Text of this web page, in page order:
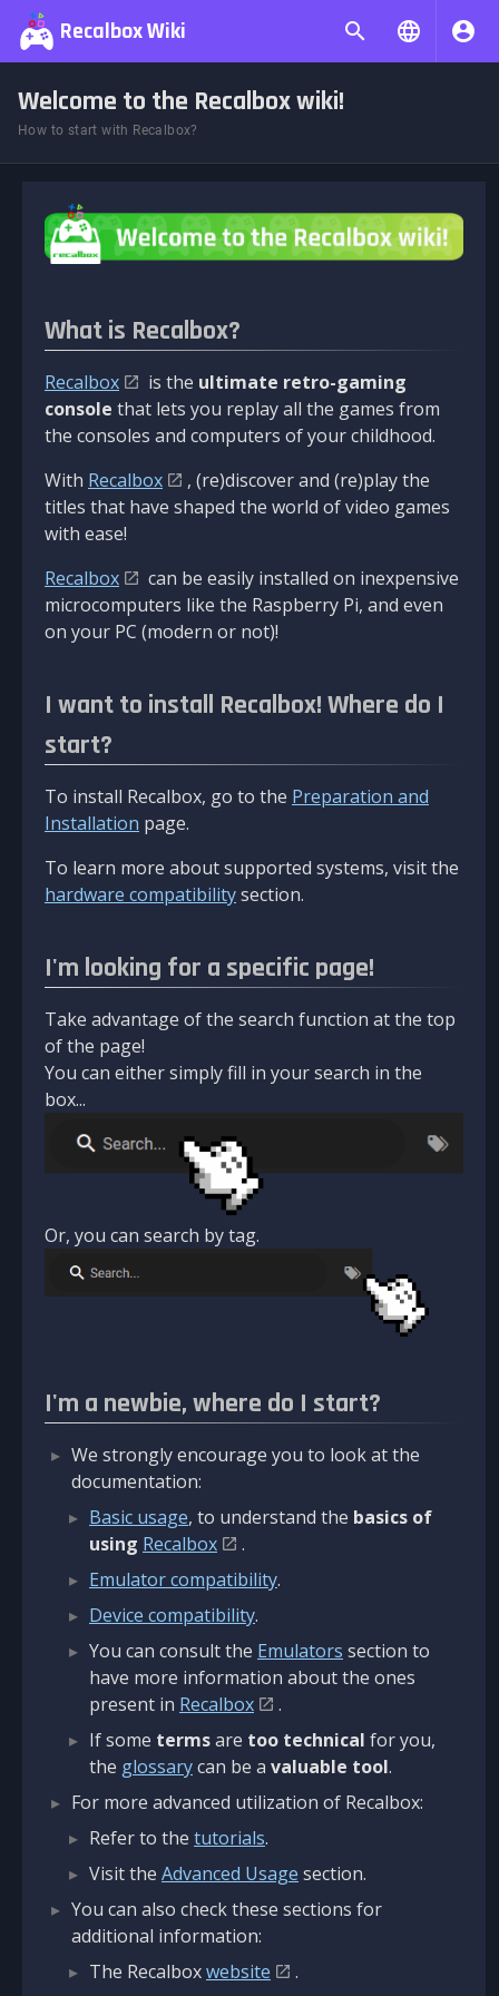
Recalbox Wiki
Welcome to the Recalbox wiki!
How to start with Recalbox?
What is Recalbox?
Recalbox is the ultimate retro-gaming
console that lets you replay all the games from
the consoles and computers of your childhood.
With Recalbox
, (re)discover and (re)play the
titles that have shaped the world of video games
with ease!
Recalbox
can be easily installed on inexpensive
microcomputers like the Raspberry Pi, and even
on your PC (modern or not)!
I want to install Recalbox! Where do I
start?
To install Recalbox, go to the Preparation and
Installation page.
To learn more about supported systems, visit the
hardware compatibilitysection.
I'm looking for a specific page!
Take advantage of the search function at the top
of the page!
You can either simply fill in your search in the
box...
Or, you can search by tag.
I'm a newbie, where do I start?
We strongly encourage you to look at the
documentation:
Basic usage, to understand the basics of
using Recalbox
.
Emulator compatibility.
Device compatibility.
You can consult the Emulators section to
have more information about the ones
present in Recalbox
.
If some termsare too technical for you,
the glossarycan be a valuable tool.
For more advanced utilization of Recalbox:
Refer to the tutorials.
Visit the Advanced Usage section.
You can also check these sections for
additional information:
The Recalboxwebsite
.